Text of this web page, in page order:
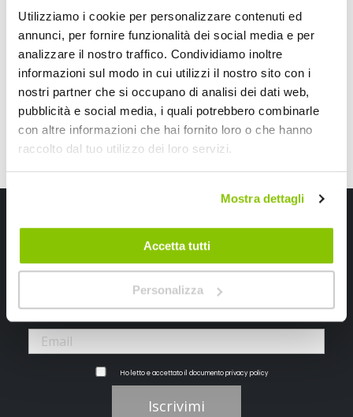
Utilizziamo i cookie per personalizzare contenuti ed
annunci, per fornire funzionalità dei social media e per
analizzare il nostro traffico. Condividiamo inoltre
informazioni sul modo in cui utilizzi il nostro sito con i
nostri partner che si occupano di analisi dei dati web,
pubblicità e social media, i quali potrebbero combinarle
con altre informazioni che hai fornito loro o che hanno
raccolto dal tuo utilizzo dei loro servizi.
Mostra dettagli
Accetta tutti
Personalizza
32,20 €
CONSEGNA IN 48H
22,30 €
CONSEGNA IN 48H
Ricevi subito uno sconto del 10% per il tuo primo acquisto online!
Ho letto e accettato il documentoprivacy policy
Iscrivimi